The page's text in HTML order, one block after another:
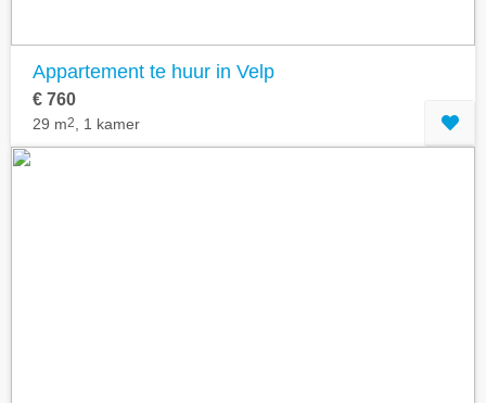
Appartement te huur in Velp
€ 760
29 m2 , 1 kamer